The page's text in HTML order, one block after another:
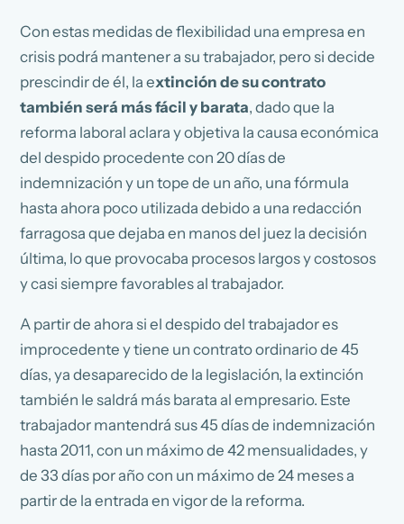
Con estas medidas de flexibilidad una empresa en
crisis podrá mantener a su trabajador, pero si decide
prescindir de él, la extinción de su contrato
también será más fácil y barata, dado que la
reforma laboral aclara y objetiva la causa económica
del despido procedente con 20 días de
indemnización y un tope de un año, una fórmula
hasta ahora poco utilizada debido a una redacción
farragosa que dejaba en manos del juez la decisión
última, lo que provocaba procesos largos y costosos
y casi siempre favorables al trabajador.
A partir de ahora si el despido del trabajador es
improcedente y tiene un contrato ordinario de 45
días, ya desaparecido de la legislación, la extinción
también le saldrá más barata al empresario. Este
trabajador mantendrá sus 45 días de indemnización
hasta 2011, con un máximo de 42 mensualidades, y
de 33 días por año con un máximo de 24 meses a
partir de la entrada en vigor de la reforma.